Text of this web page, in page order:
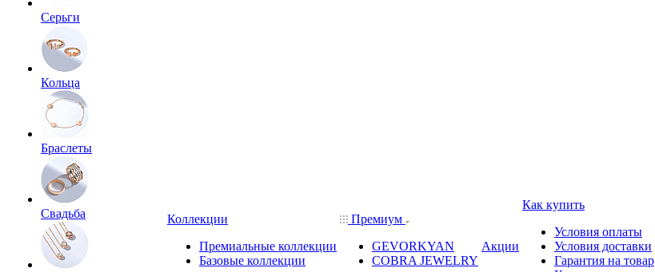
Серьги
Кольца
Браслеты
Свадьба
Коллекции
Премиальные коллекции
Базовые коллекции
Премиум
GEVORKYAN
COBRA JEWELRY
Акции
Как купить
Условия оплаты
Условия доставки
Гарантия на товар